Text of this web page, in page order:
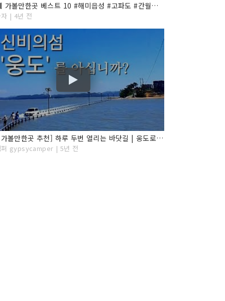
서산에 가볼만한곳 베스트 10 #해미읍성 #고파도 #간월암 #천수만철새도래지 #서산한우목장 #천리포수목원
| 4년 전
[서산 가볼만한곳 추천] 하루 두번 열리는 바닷길 | 웅도로 가는 길| 잠수교
퍼 gypsycamper | 5년 전